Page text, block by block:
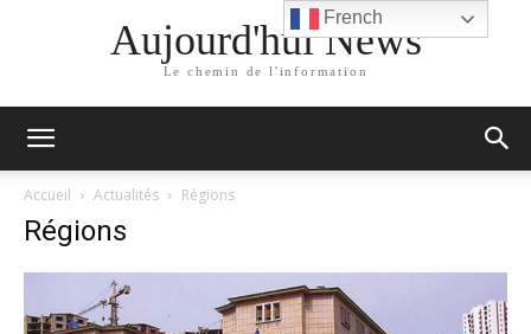
Aujourd'hui News
Le chemin de l'information
Accueil Actualités Régions
Régions
French